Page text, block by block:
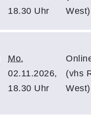
18.30 Uhr
West)
Mo.
02.11.2026,
18.30 Uhr
(vhs
West)